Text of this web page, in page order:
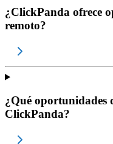
¿ClickPanda ofrece
remoto?
¿Qué oportunidades
ClickPanda?